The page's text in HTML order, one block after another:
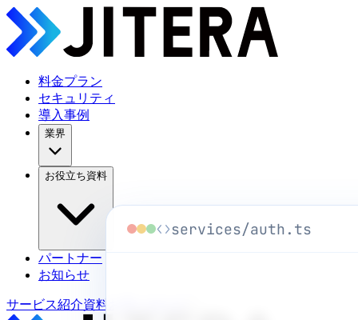
料金プラン
セキュリティ
導入事例
業界
お役立ち資料
パートナー
お知らせ
サービス紹介資料
services/auth.ts